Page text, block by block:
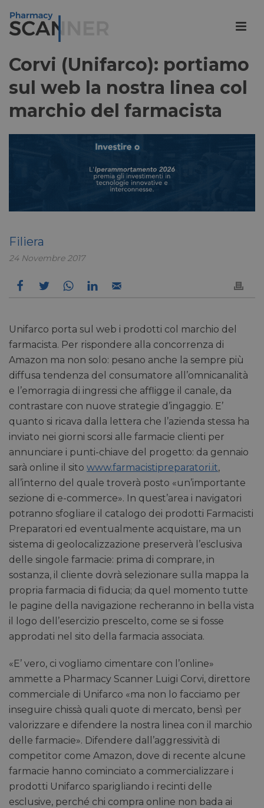
Corvi (Unifarco): portiamo
sul web la nostra linea col
marchio del farmacista
Filiera
24 Novembre 2017
Unifarco porta sul web i prodotti col marchio del
farmacista. Per rispondere alla concorrenza di
Amazon ma non solo: pesano anche la sempre più
diffusa tendenza del consumatore all’omnicanalità
e l’emorragia di ingressi che affligge il canale, da
contrastare con nuove strategie d’ingaggio. E’
quanto si ricava dalla lettera che l’azienda stessa ha
inviato nei giorni scorsi alle farmacie clienti per
annunciare i punti-chiave del progetto: da gennaio
sarà online il sito www.farmacistipreparatori.it,
all’interno del quale troverà posto «un’importante
sezione di e-commerce». In quest’area i navigatori
potranno sfogliare il catalogo dei prodotti Farmacisti
Preparatori ed eventualmente acquistare, ma un
sistema di geolocalizzazione preserverà l’esclusiva
delle singole farmacie: prima di comprare, in
sostanza, il cliente dovrà selezionare sulla mappa la
propria farmacia di fiducia; da quel momento tutte
le pagine della navigazione recheranno in bella vista
il logo dell’esercizio prescelto, come se si fosse
approdati nel sito della farmacia associata.
«E’ vero, ci vogliamo cimentare con l’online»
ammette a Pharmacy Scanner Luigi Corvi, direttore
commerciale di Unifarco «ma non lo facciamo per
inseguire chissà quali quote di mercato, bensì per
valorizzare e difendere la nostra linea con il marchio
delle farmacie». Difendere dall’aggressività di
competitor come Amazon, dove di recente alcune
farmacie hanno cominciato a commercializzare i
prodotti Unifarco sparigliando i recinti delle
esclusive, perché chi compra online non bada ai